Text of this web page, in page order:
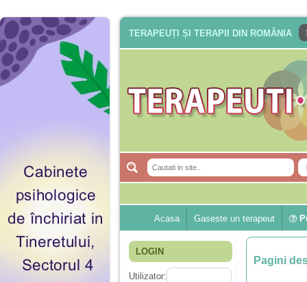
TERAPEUȚI ȘI TERAPII DIN ROMÂNIA
Acasa Gaseste un terapeut
LOGIN
Utilizator:
Pagini